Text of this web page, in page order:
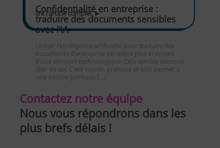
Confidentialité en entreprise :
traduire des documents sensibles
avec l’IA
Utiliser l’intelligence artificielle pour traduire des
documents d’entreprise ne relève plus vraiment
d’une décision technologique. Cela semble presque
aller de soi. C'est rapide, pratique et cela permet à
une équipe juridique […]
lire l'article complet
Contactez notre équipe
Nous vous répondrons dans les
plus brefs délais !